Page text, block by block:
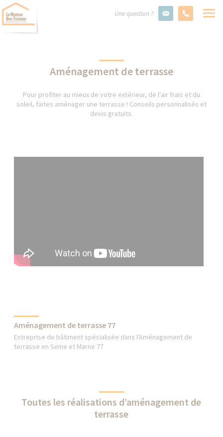
Une question ?
Aménagement de terrasse
Pour profiter au mieux de votre extérieur, de l'air frais et du
soleil, faites aménager une terrasse ! Conseils personnalisés et
devis gratuits.
Aménagement de terrasse 77
Entreprise de bâtiment spécialisée dans l'Aménagement de
terrasse en Seine et Marne 77
Toutes les réalisations d’aménagement de
terrasse